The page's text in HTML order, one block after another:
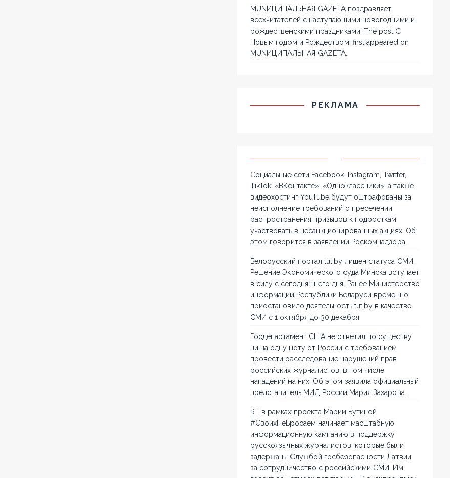
MUNИЦИПАЛЬНАЯ GAZЕТА поздравляет
всехчитателей с наступающими новогодними и
рождественскими праздниками! The post С
Новым годом и Рождеством! first appeared on
MUNИЦИПАЛЬНАЯ GAZЕТА.
РЕКЛАМА
Социальные сети Facebook, Instagram, Twitter,
TikTok, «ВКонтакте», «Одноклассники», а также
видеохостинг YouTube будут оштрафованы за
неисполнение требований о пресечении
распространения призывов к подросткам
участвовать в несанкционированных акциях. Об
этом говорится в заявлении Роскомнадзора.
Белорусский портал tut.by лишен статуса СМИ.
Решение Экономического суда Минска вступает
в силу с сегодняшнего дня. Ранее Министерство
информации Республики Беларуси временно
приостановило деятельность tut.by в качестве
СМИ с 1 октября до 30 декабря.
Госдепартамент США не ответил по существу
ни на одну ноту от России с требованием
провести расследование нарушений прав
российских журналистов, в том числе
нападений на них. Об этом заявила официальный
представитель МИД России Мария Захарова.
RT в рамках проекта Марии Бутиной
#СвоихНеБросаем начинает масштабную
информационную кампанию в поддержку
русскоязычных журналистов, которые были
задержаны Службой госбезопасности Латвии
за сотрудничество с российскими СМИ. Им